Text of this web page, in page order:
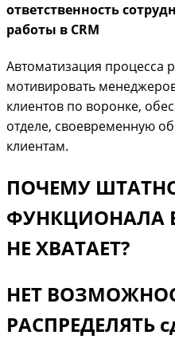
ответственность
работы в CRM
Автоматизация процесса
мотивировать
клиентов по воронке,
отделе, своевременную
клиентам.
ПОЧЕМУ
ФУНКЦИОНАЛА
НЕ ХВАТАЕТ?
НЕТ
РАСПРЕДЕЛЯТЬ